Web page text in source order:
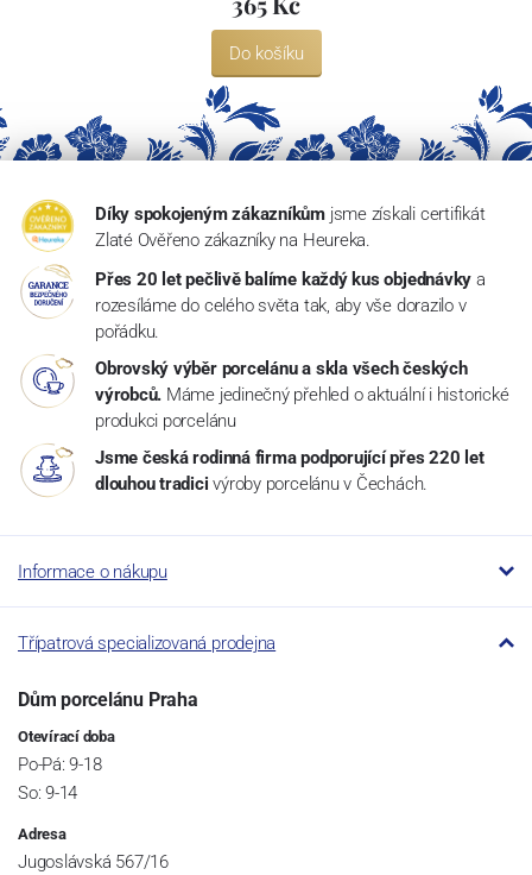
Do košíku
Díky spokojeným zákazníkům jsme získali certifikát
Zlaté Ověřeno zákazníky na Heureka.
Přes 20 let pečlivě balíme každý kus objednávky a
rozesíláme do celého světa tak, aby vše dorazilo v
pořádku.
Obrovský výběr porcelánu a skla všech českých
výrobců. Máme jedinečný přehled o aktuální i historické
produkci porcelánu
Jsme česká rodinná firma podporující přes 220 let
dlouhou tradici výroby porcelánu v Čechách.
Informace o nákupu
Třípatrová specializovaná prodejna
Dům porcelánu Praha
Otevírací doba
Po-Pá: 9-18
So: 9-14
Adresa
Jugoslávská 567/16